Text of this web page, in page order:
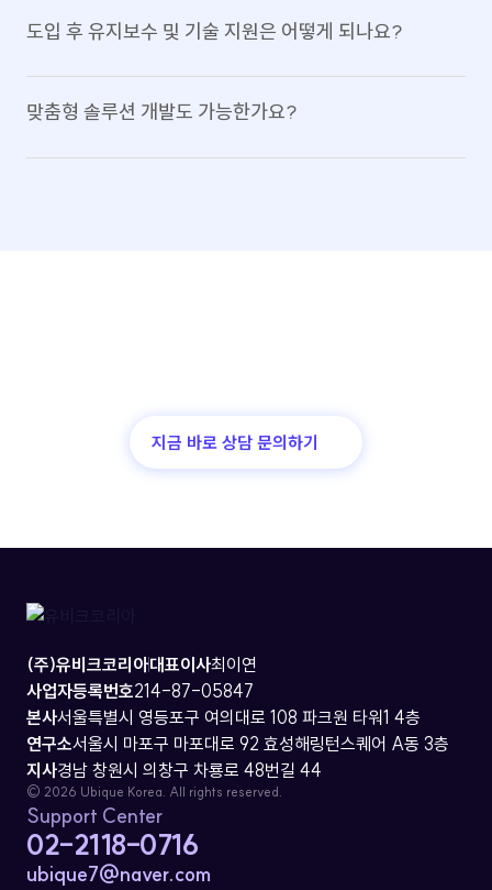
동이 가능합니다.
도입 후 유지보수 및 기술 지원은 어떻게 되나요?
안정적인 서비스를 보장합니다.
맞춤형 솔루션 개발도 가능한가요?
지금 바로 상담 문의하기
(주)유비크코리아대표이사최이연
사업자등록번호214-87-05847
본사서울특별시 영등포구 여의대로 108 파크원 타워1 4층
연구소서울시 마포구 마포대로 92 효성해링턴스퀘어 A동 3층
지사경남 창원시 의창구 차룡로 48번길 44
© 2026 Ubique Korea. All rights reserved.
Support Center
02-2118-0716
ubique7@naver.com